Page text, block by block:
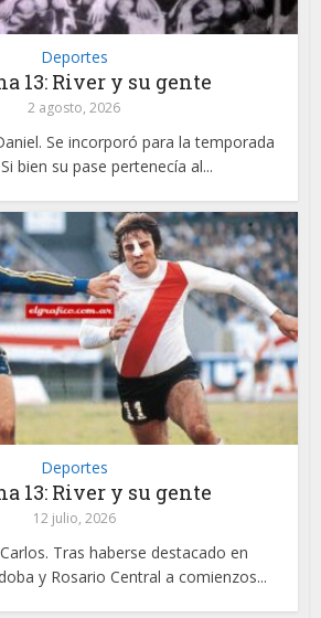
Deportes
13: River y su gente
2 agosto, 2026
Se incorporó para la temporada
bien su pase pertenecía al...
Deportes
13: River y su gente
12 julio, 2026
Tras haberse destacado en
y Rosario Central a comienzos...